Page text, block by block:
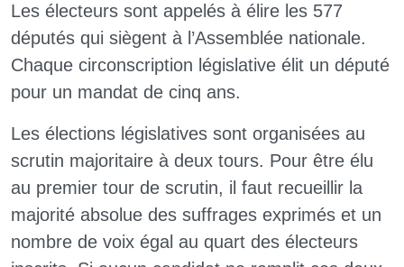
Les électeurs sont appelés à élire les 577
députés qui siègent à l’Assemblée nationale.
Chaque circonscription législative élit un député
pour un mandat de cinq ans.
Les élections législatives sont organisées au
scrutin majoritaire à deux tours. Pour être élu
au premier tour de scrutin, il faut recueillir la
majorité absolue des suffrages exprimés et un
nombre de voix égal au quart des électeurs